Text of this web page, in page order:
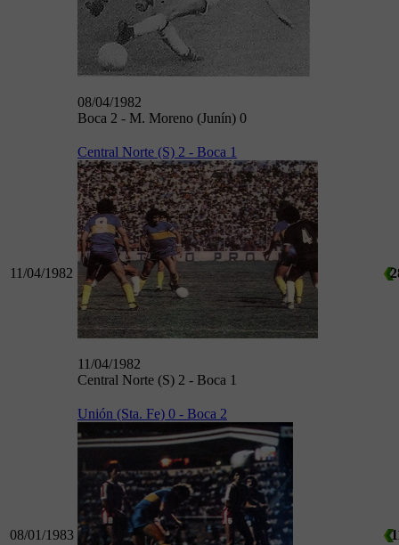
08/04/1982
Boca 2 - M. Moreno (Junín) 0
11/04/1982
Central Norte (S) 2 - Boca 1
11/04/1982
Central Norte (S) 2 - Boca 1
08/01/1983
Unión (Sta. Fe) 0 - Boca 2